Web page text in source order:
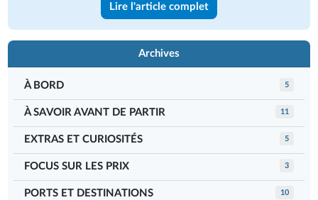
Lire l'article complet
Archives
À BORD 5
À SAVOIR AVANT DE PARTIR 11
EXTRAS ET CURIOSITÉS 5
FOCUS SUR LES PRIX 3
PORTS ET DESTINATIONS 10